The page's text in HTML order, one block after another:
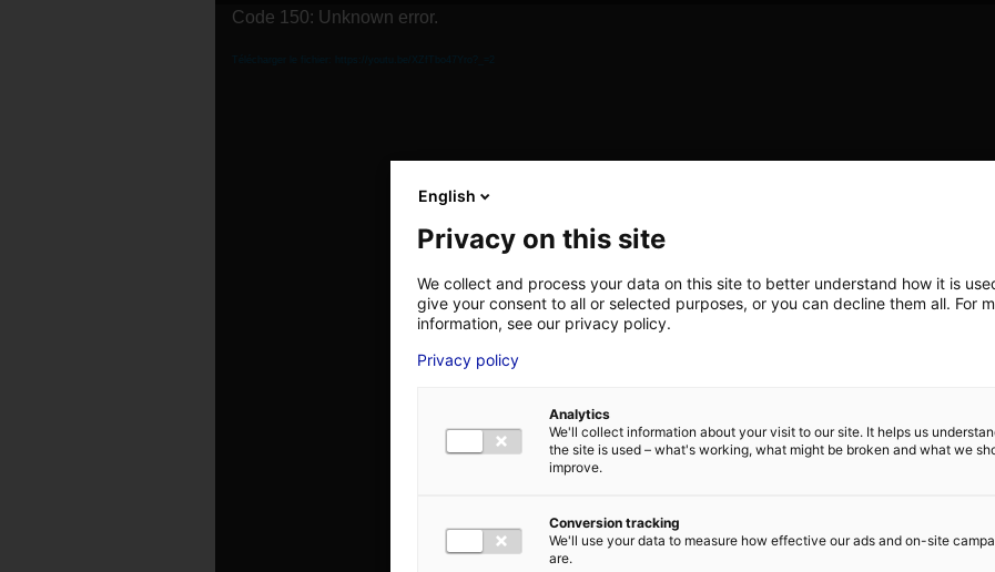
Lecteur
Code 150: Unknown error.
Télécharger le fichier: https://youtu.be/XZfTbo47Yro?_=2
English
Privacy on this site
We collect and process your data on this site to better understand how it is
give your consent to all or selected purposes, or you can decline them all. For
information, see our privacy policy.
Privacy policy
Analytics
We'll collect information about your visit to our site. It helps us
the site is used – what's working, what might be broken and what we
improve.
Conversion tracking
We'll use your data to measure how effective our ads and on-site
are.